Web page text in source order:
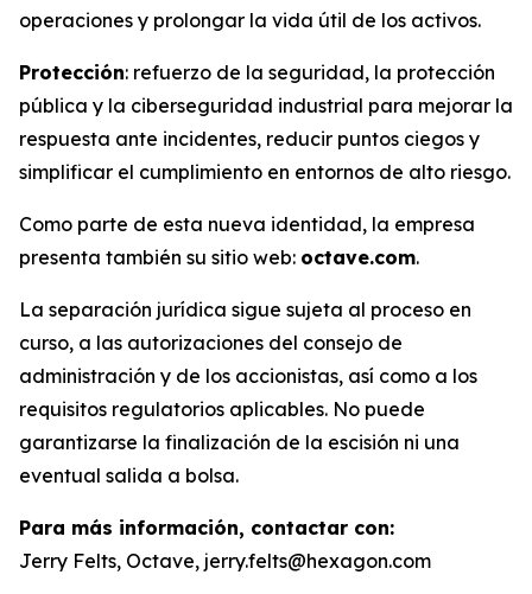
operaciones y prolongar la vida útil de los activos.
Protección: refuerzo de la seguridad, la protección
pública y la ciberseguridad industrial para mejorar la
respuesta ante incidentes, reducir puntos ciegos y
simplificar el cumplimiento en entornos de alto riesgo.
Como parte de esta nueva identidad, la empresa
presenta también su sitio web: octave.com.
La separación jurídica sigue sujeta al proceso en
curso, a las autorizaciones del consejo de
administración y de los accionistas, así como a los
requisitos regulatorios aplicables. No puede
garantizarse la finalización de la escisión ni una
eventual salida a bolsa.
Para más información, contactar con:
Jerry Felts, Octave, jerry.felts@hexagon.com